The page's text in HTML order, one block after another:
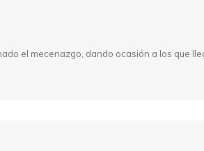
el mecenazgo, dando ocasión a los que